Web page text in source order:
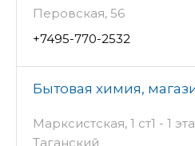
Перовская, 56
+7495-770-2532
Бытовая химия,
Марксистская, 1 ст1 - 1
Таганский